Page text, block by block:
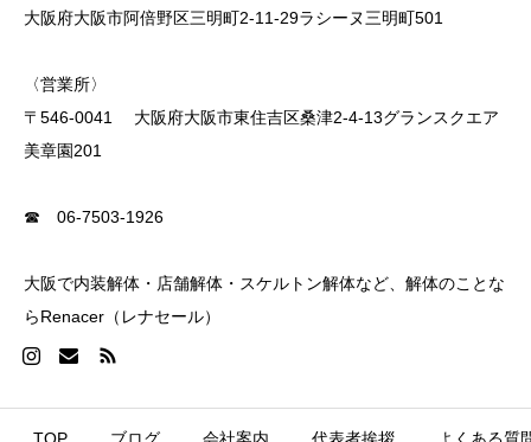
大阪府大阪市阿倍野区三明町2-11-29ラシーヌ三明町501
〈営業所〉
〒546-0041 大阪府大阪市東住吉区桑津2-4-13グランスクエア
美章園201
☎ 06-7503-1926
大阪で内装解体・店舗解体・スケルトン解体など、解体のことな
らRenacer（レナセール）